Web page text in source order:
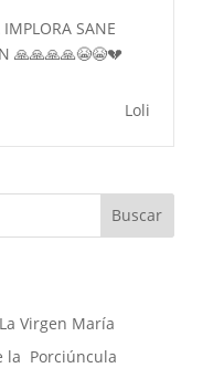
SANE
🙏🙏🙏🙏😭😭💔
Loli
Buscar
Virgen María
la Porciúncula